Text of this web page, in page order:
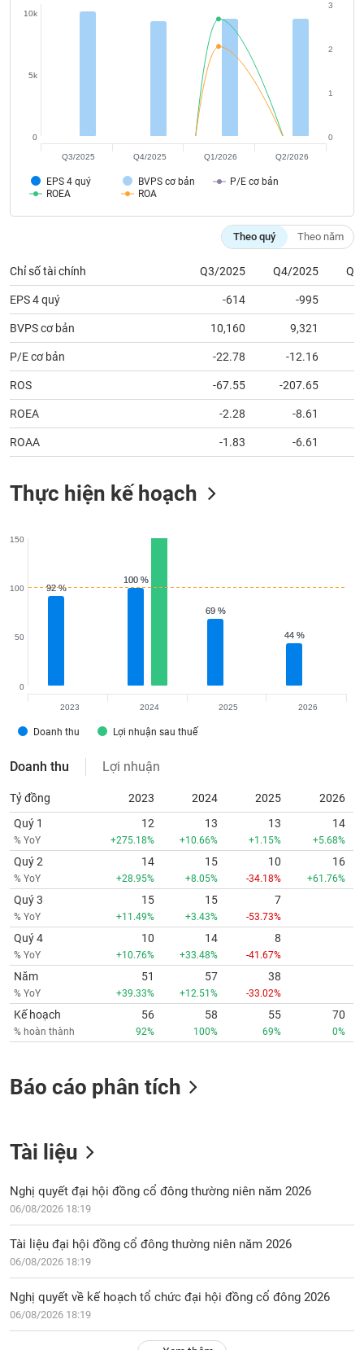
EPS 4 quý BVPS cơ bản
P/E cơ bản
ROEA
ROA
0
5k
10k
0
1
2
3
Q3/2025 Q4/2025 Q1/2026 Q2/2026
Theo quý Theo năm
Chỉ số tài chính Q3/2025 Q4/2025
EPS 4 quý -614 -995
BVPS cơ bản 10,160 9,321
P/E cơ bản -22.78 -12.16
ROS -67.55 -207.65
ROEA -2.28 -8.61
ROAA -1.83 -6.61
Thực hiện kế hoạch
92 %
92 %
100 %
100 %
69 %
69 %
44 %
44 %
Doanh thu Lợi nhuận sau thuế
0
50
100
150
2023 2024 2025 2026
Doanh thu Lợi nhuận
Tỷ đồng 2023 2024 2025
2026
Quý 1
% YoY
12
+275.18%
13
+10.66%
13
+1.15%
14
+5.68%
Quý 2
% YoY
14
+28.95%
15
+8.05%
10
-34.18%
16
+61.76%
Quý 3
% YoY
15
+11.49%
15
+3.43%
7
-53.73%
Quý 4
% YoY
10
+10.76%
14
+33.48%
8
-41.67%
Năm
% YoY
51
+39.33%
57
+12.51%
38
-33.02%
Kế hoạch
% hoàn thành
56
92%
58
100%
55
69%
70
0%
Báo cáo phân tích
Tài liệu
Nghị quyết đại hội đồng cổ đông thường niên năm 2026
06/08/2026 18:19
Tài liệu đại hội đồng cổ đông thường niên năm 2026
06/08/2026 18:19
Nghị quyết về kế hoạch tổ chức đại hội đồng cổ đông 2026
06/08/2026 18:19
chính